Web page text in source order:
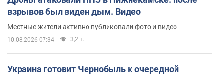
взрывов был виден дым. Видео
Местные жители активно публиковали фото и видео
10.08.2026 07:34 3,2 т.
Украина готовит Чернобыль к очередной